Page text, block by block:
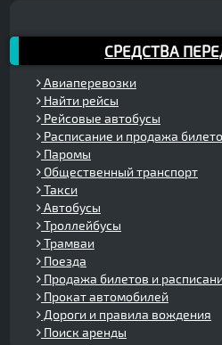
СРЕДСТВА
Авиаперевозки
Найти рейсы
Рейсовые автобусы
Расписание и продажа
Паромы
Общественный транспорт
Такси
Автобусы
Троллейбусы
Трамваи
Поезда
Продажа билетов и
Прокат автомобилей
Дороги и правила вождения
Поиск аренды